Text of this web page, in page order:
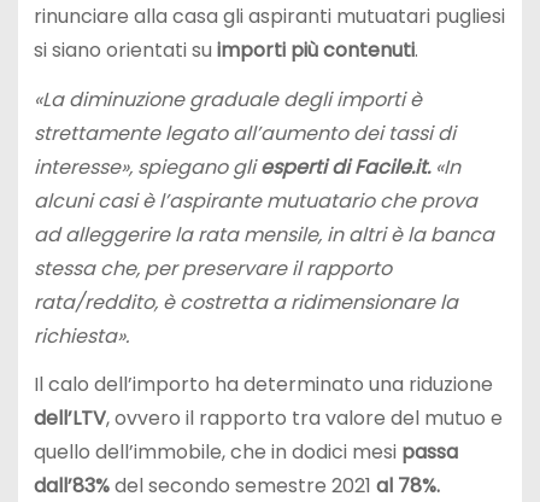
rinunciare alla casa gli aspiranti mutuatari pugliesi
si siano orientati su importi più contenuti.
«La diminuzione graduale degli importi è
strettamente legato all’aumento dei tassi di
interesse»,spiegano gliesperti di Facile.it. «In
alcuni casi è l’aspirante mutuatario che prova
ad alleggerire la rata mensile, in altri è la banca
stessa che, per preservare il rapporto
rata/reddito, è costretta a ridimensionare la
richiesta».
Il calo dell’importo ha determinato una riduzione
dell’LTV, ovvero il rapporto tra valore del mutuo e
quello dell’immobile, che in dodici mesi passa
dall’83%del secondo semestre 2021 al 78%.